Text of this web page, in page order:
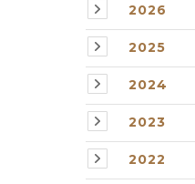
2026
2025
2024
2023
2022